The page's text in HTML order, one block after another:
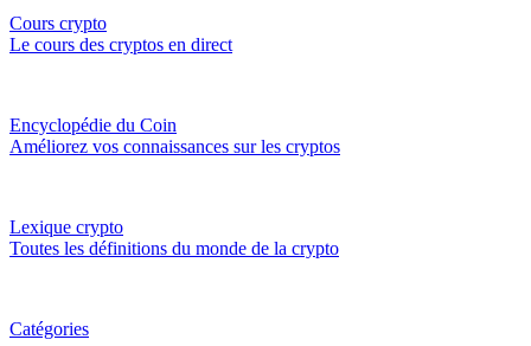
Cours crypto
Le cours des cryptos en direct
Encyclopédie du Coin
Améliorez vos connaissances sur les cryptos
Lexique crypto
Toutes les définitions du monde de la crypto
Catégories